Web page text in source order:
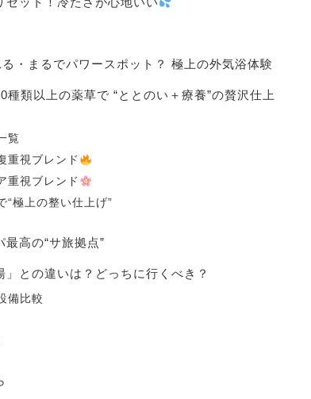
・まるでパワースポット？ 極上の外気浴体験
種類以上の薬草で “ととのい＋療養”の贅沢仕上
覧
重視ブレンド
重視ブレンド
“極上の整い仕上げ”
高の“サ旅拠点”
」との違いは？どっちに行くべき？
備比較